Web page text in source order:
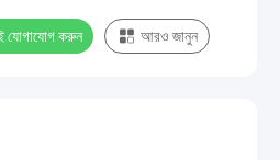
যোগাযোগ করুন আরও জানুন